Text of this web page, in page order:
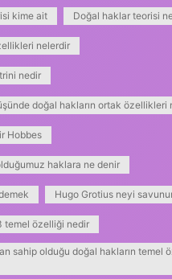
kime ait Doğal haklar teorisi
nelerdir
nedir
doğal hakların ortak özellikleri
Hobbes
haklara ne denir
Hugo Grotius neyi
temel özelliği nedir
sahip olduğu doğal hakların temel